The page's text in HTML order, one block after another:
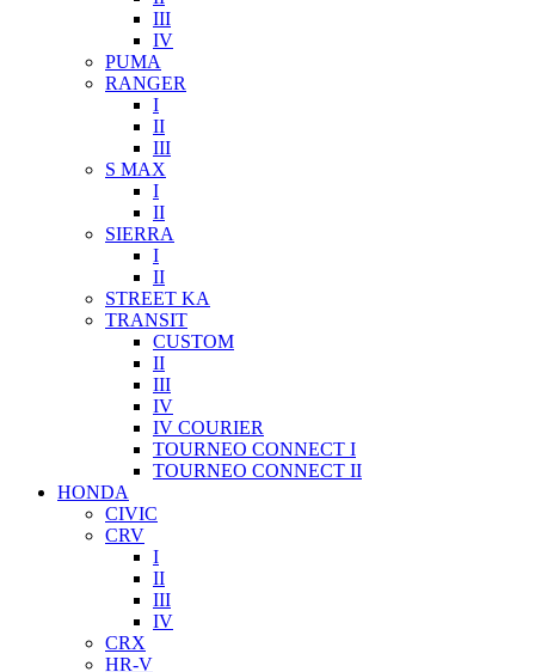
III
IV
PUMA
RANGER
I
II
III
S MAX
I
II
SIERRA
I
II
STREET KA
TRANSIT
CUSTOM
II
III
IV
IV COURIER
TOURNEO CONNECT I
TOURNEO CONNECT II
HONDA
CIVIC
CRV
I
II
III
IV
CRX
HR-V